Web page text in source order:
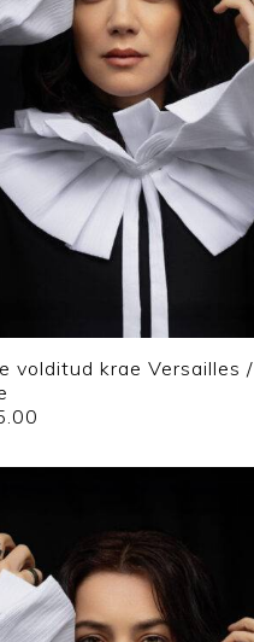
volditud krae Versailles /